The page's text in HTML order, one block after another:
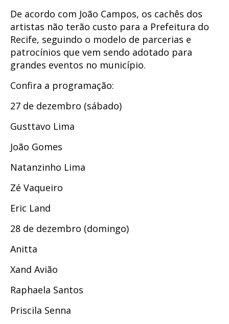
De acordo com João Campos, os cachês dos
artistas não terão custo para a Prefeitura do
Recife, seguindo o modelo de parcerias e
patrocínios que vem sendo adotado para
grandes eventos no município.
Confira a programação:
27 de dezembro (sábado)
Gusttavo Lima
João Gomes
Natanzinho Lima
Zé Vaqueiro
Eric Land
28 de dezembro (domingo)
Anitta
Xand Avião
Raphaela Santos
Priscila Senna